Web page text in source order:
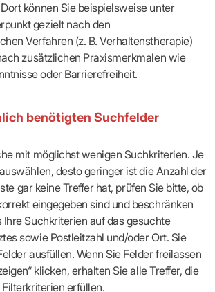
können Sie beispielsweise unter
gezielt nach den
Verfahren (z. B. Verhaltenstherapie)
zusätzlichen Praxismerkmalen wie
oder Barrierefreiheit.
benötigten Suchfelder
mit möglichst wenigen Suchkriterien. Je
desto geringer ist die Anzahl der
gar keine Treffer hat, prüfen Sie bitte, ob
eingegeben sind und beschränken
Ihre Suchkriterien auf das gesuchte
sowie Postleitzahl und/oder Ort. Sie
ausfüllen. Wenn Sie Felder freilassen
klicken, erhalten Sie alle Treffer, die
erfüllen.